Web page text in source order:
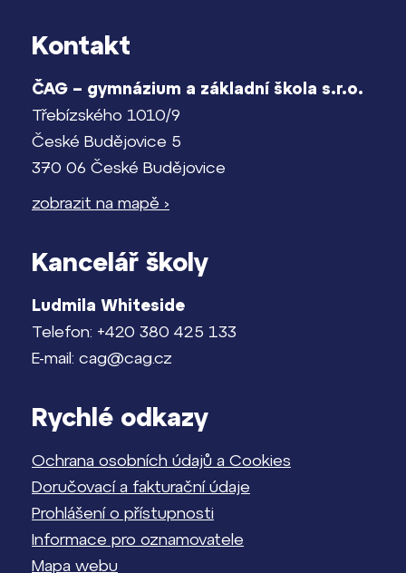
Kontakt
ČAG – gymnázium a základní škola s.r.o.
Třebízského 1010/9
České Budějovice 5
370 06 České Budějovice
zobrazit na mapě ›
Kancelář školy
Ludmila Whiteside
Telefon: +420 380 425 133
E-mail: cag@cag.cz
Rychlé odkazy
Ochrana osobních údajů a Cookies
Doručovací a fakturační údaje
Prohlášení o přístupnosti
Informace pro oznamovatele
Mapa webu